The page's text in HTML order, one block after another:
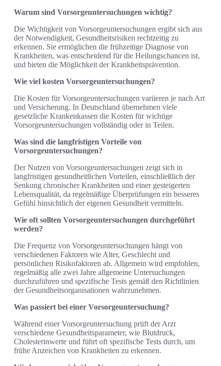
Warum sind Vorsorgeuntersuchungen wichtig?
Die Wichtigkeit von Vorsorgeuntersuchungen ergibt sich aus
der Notwendigkeit, Gesundheitsrisiken rechtzeitig zu
erkennen. Sie ermöglichen die frühzeitige Diagnose von
Krankheiten, was entscheidend für die Heilungschancen ist,
und bieten die Möglichkeit der Krankheitsprävention.
Wie viel kosten Vorsorgeuntersuchungen?
Die Kosten für Vorsorgeuntersuchungen variieren je nach Art
und Versicherung. In Deutschland übernehmen viele
gesetzliche Krankenkassen die Kosten für wichtige
Vorsorgeuntersuchungen vollständig oder in Teilen.
Was sind die langfristigen Vorteile von
Vorsorgeuntersuchungen?
Der Nutzen von Vorsorgeuntersuchungen zeigt sich in
langfristigen gesundheitlichen Vorteilen, einschließlich der
Senkung chronischer Krankheiten und einer gesteigerten
Lebensqualität, da regelmäßige Überprüfungen ein besseres
Gefühl hinsichtlich der eigenen Gesundheit vermitteln.
Wie oft sollten Vorsorgeuntersuchungen durchgeführt
werden?
Die Frequenz von Vorsorgeuntersuchungen hängt von
verschiedenen Faktoren wie Alter, Geschlecht und
persönlichen Risikofaktoren ab. Allgemein wird empfohlen,
regelmäßig alle zwei Jahre allgemeine Untersuchungen
durchzuführen und spezifische Tests gemäß den Richtlinien
der Gesundheitsorganisationen wahrzunehmen.
Was passiert bei einer Vorsorgeuntersuchung?
Während einer Vorsorgeuntersuchung prüft der Arzt
verschiedene Gesundheitsparameter, wie Blutdruck,
Cholesterinwerte und führt oft spezifische Tests durch, um
frühe Anzeichen von Krankheiten zu erkennen.